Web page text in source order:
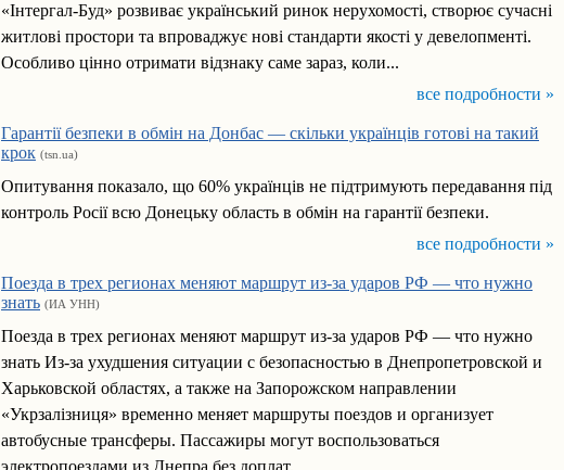
«Інтергал-Буд» розвиває український ринок нерухомості, створює сучасні
житлові простори та впроваджує нові стандарти якості у девелопменті.
Особливо цінно отримати відзнаку саме зараз, коли...
все подробности »
Гарантії безпеки в обмін на Донбас — скільки українців готові на такий
крок (tsn.ua)
Опитування показало, що 60% українців не підтримують передавання під
контроль Росії всю Донецьку область в обмін на гарантії безпеки.
все подробности »
Поезда в трех регионах меняют маршрут из-за ударов РФ — что нужно
знать (ИА УНН)
Поезда в трех регионах меняют маршрут из-за ударов РФ — что нужно
знать Из-за ухудшения ситуации с безопасностью в Днепропетровской и
Харьковской областях, а также на Запорожском направлении
«Укрзалізниця» временно меняет маршруты поездов и организует
автобусные трансферы. Пассажиры могут воспользоваться
электропоездами из Днепра без доплат.